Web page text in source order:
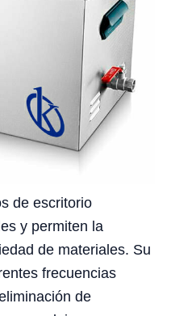
de escritorio
y permiten la
de materiales. Su
frecuencias
de